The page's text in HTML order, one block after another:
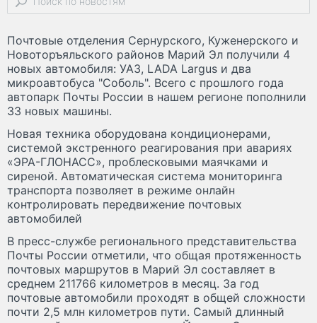
Почтовые отделения Сернурского, Куженерского и
Новоторъяльского районов Марий Эл получили 4
новых автомобиля: УАЗ, LADA Largus и два
микроавтобуса "Соболь". Всего с прошлого года
автопарк Почты России в нашем регионе пополнили
33 новых машины.
Новая техника оборудована кондиционерами,
системой экстренного реагирования при авариях
«ЭРА-ГЛОНАСС», проблесковыми маячками и
сиреной. Автоматическая система мониторинга
транспорта позволяет в режиме онлайн
контролировать передвижение почтовых
автомобилей
В пресс-службе регионального представительства
Почты России отметили, что общая протяженность
почтовых маршрутов в Марий Эл составляет в
среднем 211766 километров в месяц. За год
почтовые автомобили проходят в общей сложности
почти 2,5 млн километров пути. Самый длинный